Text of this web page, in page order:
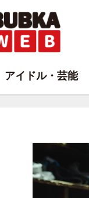
アイドル・芸能